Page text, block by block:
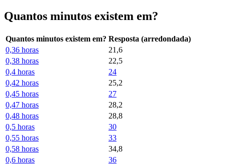
Quantos minutos existem em?
Quantos minutos existem em? Resposta (arredondada)
0,36 horas
21,6
0,38 horas
22,5
0,4 horas
24
0,42 horas
25,2
0,45 horas
27
0,47 horas
28,2
0,48 horas
28,8
0,5 horas
30
0,55 horas
33
0,58 horas
34,8
0,6 horas
36